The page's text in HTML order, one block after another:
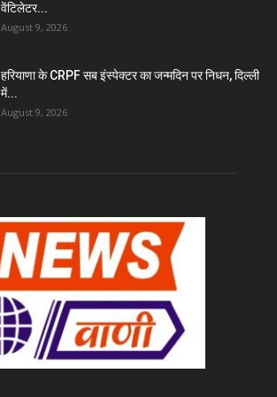
वेंटिलेटर...
August 9, 2026
हरियाणा के CRPF सब इंस्पेक्टर का जन्मदिन पर निधन, दिल्ली
में...
August 9, 2026